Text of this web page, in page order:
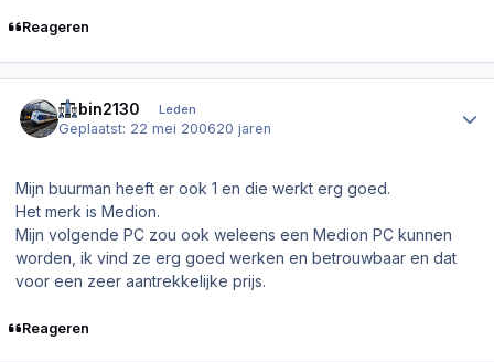
Reageren
Robin2130 Leden
Geplaatst: 22 mei 200620 jaren
Mijn buurman heeft er ook 1 en die werkt erg goed.
Het merk is Medion.
Mijn volgende PC zou ook weleens een Medion PC kunnen
worden, ik vind ze erg goed werken en betrouwbaar en dat
voor een zeer aantrekkelijke prijs.
Reageren